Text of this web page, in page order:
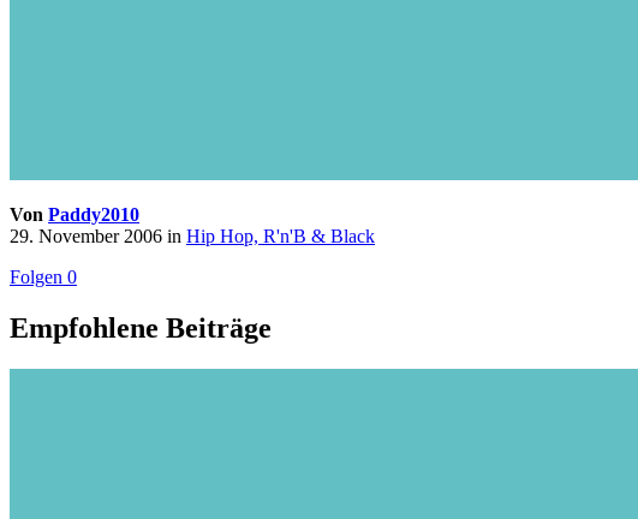
Von Paddy2010
29. November 2006 in Hip Hop, R'n'B & Black
Folgen 0
Empfohlene Beiträge